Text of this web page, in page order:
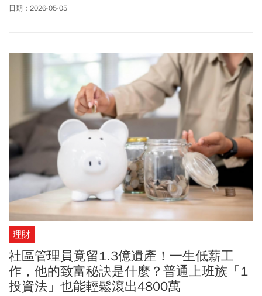
一(5/4)股價一開盤再次拉出漲停板2870元，逾2萬張等買！高盛證
日期：2026-05-05
理財
社區管理員竟留1.3億遺產！一生低薪工
作，他的致富秘訣是什麼？普通上班族「1
投資法」也能輕鬆滾出4800萬